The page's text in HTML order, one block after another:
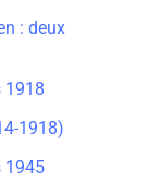
: deux
1918
1918)
1945